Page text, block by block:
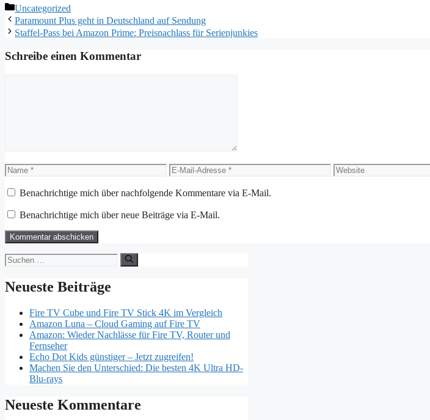
Kategorien
Uncategorized
Paramount Plus geht in Deutschland auf Sendung
Staffel-Pass bei Amazon Prime: Preisnachlass für Serienjunkies
Schreibe einen Kommentar
Name
E-
Mail-
Adresse
Website
Benachrichtige mich über nachfolgende Kommentare via E-Mail.
Benachrichtige mich über neue Beiträge via E-Mail.
Suchen
nach:
Neueste Beiträge
Fire TV Cube und Fire TV Stick 4K im Vergleich
Amazon Luna – Cloud Gaming auf Fire TV
Amazon: Wieder Nachlässe für Fire TV, Router und
Fernseher
Echo Dot Kids günstiger – Jetzt zugreifen!
Machen Sie den Unterschied: Die besten 4K Ultra HD-
Blu-rays
Neueste Kommentare